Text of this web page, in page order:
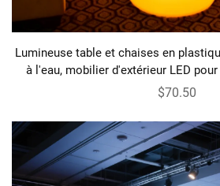
Lumineuse table et chaises en
à l'eau, mobilier d'extérieur LED
$70.50